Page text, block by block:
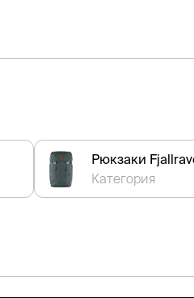
Рюкзаки
Категория